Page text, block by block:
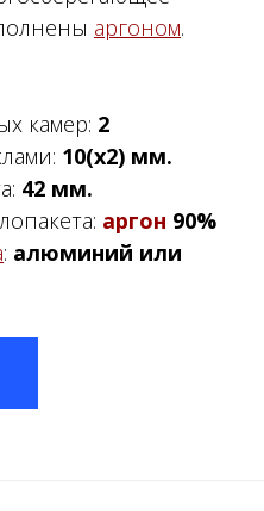
аргоном.
камер: 2
10(x2) мм.
42 мм.
аргон 90%
: алюминий или